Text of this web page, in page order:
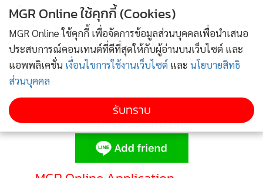
2
ข่าวอื่นในหมวด
ติดตามข่าวสารผ่านทาง LINE
MGR Online ใช้คุกกี้ (Cookies)
MGR Online ใช้คุกกี้ เพื่อจัดการข้อมูลส่วนบุคคลเพื่อนำเสนอ
ประสบการณ์คอนเทนต์ที่ดีที่สุดให้กับผู้อ่านบนเว็บไซต์ และ
แอพพลิเคชั่น เงื่อนไขการใช้งานเว็บไซต์ และ นโยบายสิทธิ
ส่วนบุคคล
รับทราบ